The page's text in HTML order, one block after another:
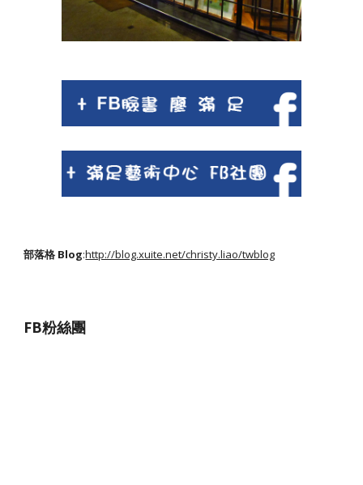
部落格 Blog:http://blog.xuite.net/christy.liao/twblog
FB粉絲團